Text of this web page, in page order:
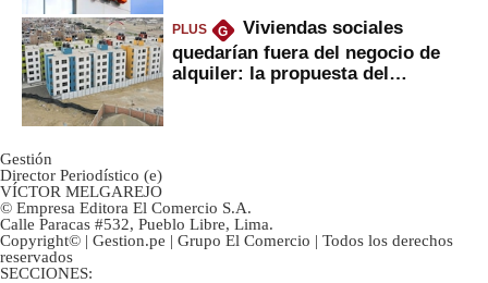
PLUS G
Viviendas sociales
quedarían fuera del negocio de
alquiler: la propuesta del
Gestión
Director Periodístico (e)
VÍCTOR MELGAREJO
© Empresa Editora El Comercio S.A.
Calle Paracas #532, Pueblo Libre, Lima.
Copyright© | Gestion.pe | Grupo El Comercio | Todos los derechos
reservados
SECCIONES: